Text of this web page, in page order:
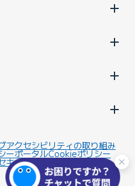
アクセシビリティの取り組み
ーポータルCookieポリシー
キュリティ基本方針